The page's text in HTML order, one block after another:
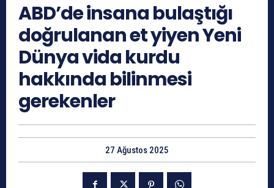
ABD’de insana bulaştığı
doğrulanan et yiyen Yeni
Dünya vida kurdu
hakkında bilinmesi
gerekenler
27 Ağustos 2025